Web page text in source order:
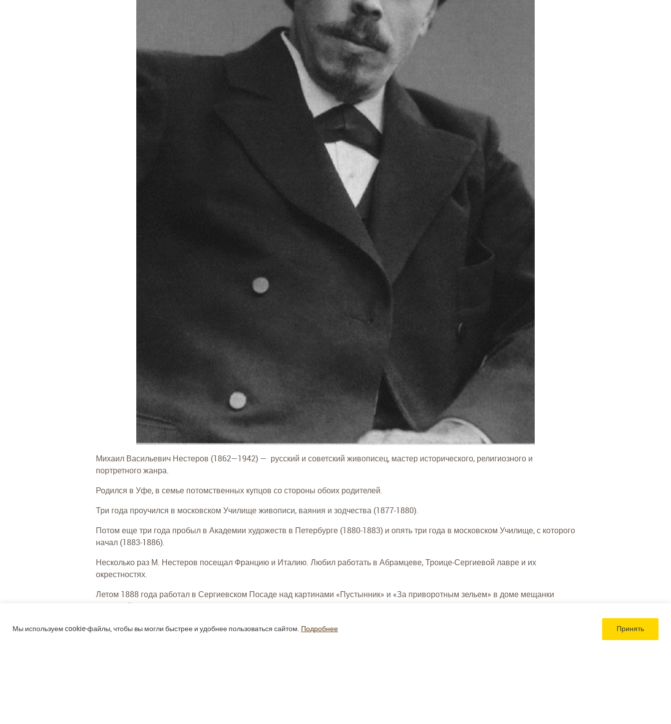
Мы используем cookie‑файлы, чтобы вы могли быстрее и удобнее пользоваться сайтом. Подробнее Принять
Михаил Васильевич Нестеров (1862—1942) — русский и советский живописец, мастер исторического, религиозного и
портретного жанра.
Родился в Уфе, в семье потомственных купцов со стороны обоих родителей.
Три года проучился в московском Училище живописи, ваяния и зодчества (1877-1880).
Потом еще три года пробыл в Академии художеств в Петербурге (1880-1883) и опять три года в московском Училище, с которого
начал (1883-1886).
Несколько раз М. Нестеров посещал Францию и Италию. Любил работать в Абрамцеве, Троице-Сергиевой лавре и их
окрестностях.
Летом 1888 года работал в Сергиевском Посаде над картинами «Пустынник» и «За приворотным зельем» в доме мещанки
Бизяевой.